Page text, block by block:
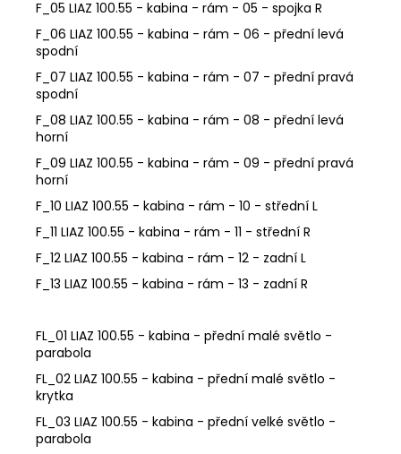
F_05 LIAZ 100.55 - kabina - rám - 05 - spojka R
F_06 LIAZ 100.55 - kabina - rám - 06 - přední levá
spodní
F_07 LIAZ 100.55 - kabina - rám - 07 - přední pravá
spodní
F_08 LIAZ 100.55 - kabina - rám - 08 - přední levá
horní
F_09 LIAZ 100.55 - kabina - rám - 09 - přední pravá
horní
F_10 LIAZ 100.55 - kabina - rám - 10 - střední L
F_11 LIAZ 100.55 - kabina - rám - 11 - střední R
F_12 LIAZ 100.55 - kabina - rám - 12 - zadní L
F_13 LIAZ 100.55 - kabina - rám - 13 - zadní R
FL_01 LIAZ 100.55 - kabina - přední malé světlo -
parabola
FL_02 LIAZ 100.55 - kabina - přední malé světlo -
krytka
FL_03 LIAZ 100.55 - kabina - přední velké světlo -
parabola